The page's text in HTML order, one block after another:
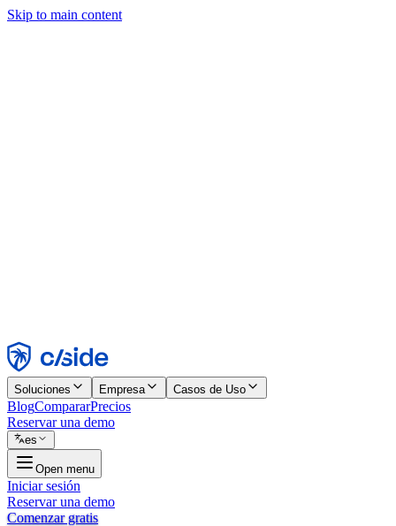
Skip to main content
Rechazar
Soluciones Empresa Casos de Uso
BlogCompararPrecios
Reservar una demo
es
Open menu
Iniciar sesión
Reservar una demo
Comenzar gratis